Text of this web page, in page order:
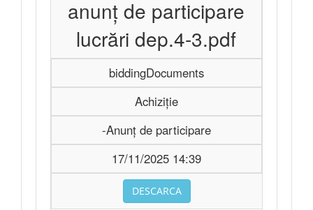
anunț de participare
lucrări dep.4-3.pdf
biddingDocuments
Achiziție
-Anunț de participare
17/11/2025 14:39
DESCARCA